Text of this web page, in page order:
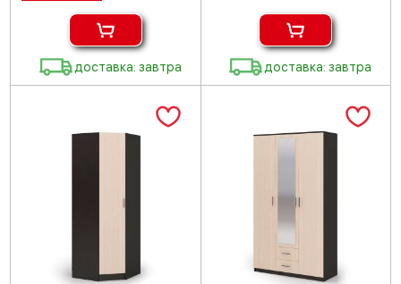
доставка: завтра доставка: завтра